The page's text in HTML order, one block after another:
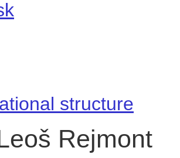
structure
Rejmont